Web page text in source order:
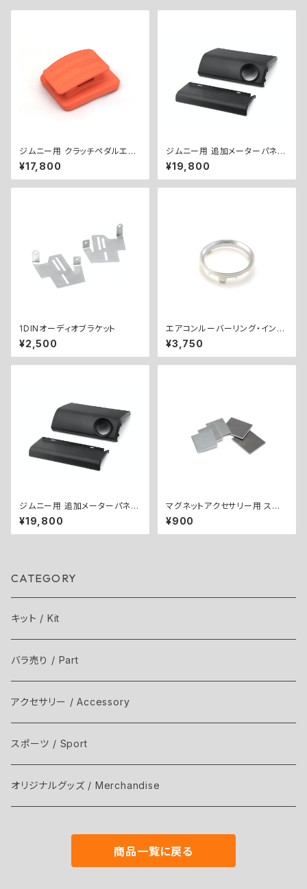
ジムニー用 クラッチペダルエク
ステンダー（20mm） ／ CLUT
CH PEDAL EXTENDER (20m
m) for Jimny
¥17,800
ジムニー用 追加メーターパネル
キット（Φ60） ／ EXTRA GAU
GE PANEL KIT for Jimny (Φ
60)
¥19,800
1DINオーディオブラケット
¥2,500
エアコンルーバーリング・インナ
ー
¥3,750
ジムニー用 追加メーターパネル
キット（Φ52） ／ EXTRA GAU
GE PANEL KIT for Jimny (Φ
52)
¥19,800
マグネットアクセサリー用 スチ
ールプレートセット
¥900
CATEGORY
キット / Kit
バラ売り / Part
アクセサリー / Accessory
スポーツ / Sport
オリジナルグッズ / Merchandise
商品一覧に戻る